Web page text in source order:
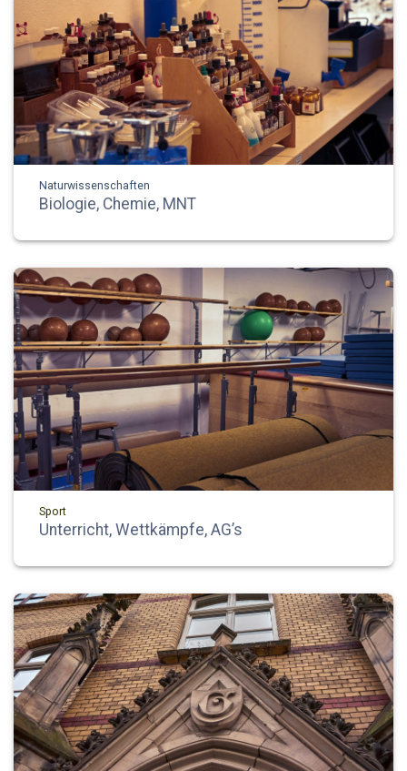
Naturwissenschaften
Biologie, Chemie, MNT
Sport
Unterricht, Wettkämpfe, AG’s